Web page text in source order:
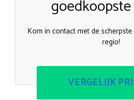
Kom in contact met de
regio!
VERGELIJK